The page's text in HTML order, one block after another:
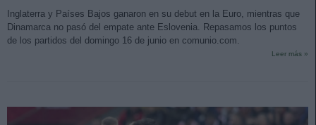
Inglaterra y Países Bajos ganaron en su debut en la Euro, mientras que
Dinamarca no pasó del empate ante Eslovenia. Repasamos los puntos
de los partidos del domingo 16 de junio en comunio.com.
Leer más »